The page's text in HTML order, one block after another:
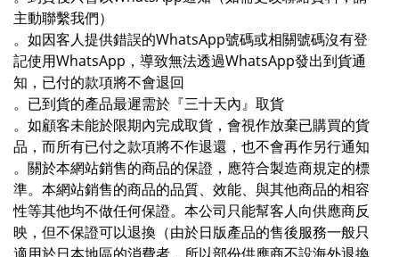
主動聯繫我們）
。如因客人提供錯誤的WhatsApp號碼或相關號碼沒有登
記使用WhatsApp，導致無法透過WhatsApp發出到貨通
知，已付的款項將不會退回
。已到貨的產品最遲需於『三十天內』取貨
。如顧客未能於限期內完成取貨，會視作放棄已購買的貨
品，而所有已付之款項將不作退還，也不會再作另行通知
。關於本網站銷售的商品的保證，應符合製造商規定的標
準。本網站銷售的商品的品質、效能、與其他商品的相容
性等其他均不做任何保證。本公司只能幫客人向供應商反
映，但不保證可以退換（由於日版產品的售後服務一般只